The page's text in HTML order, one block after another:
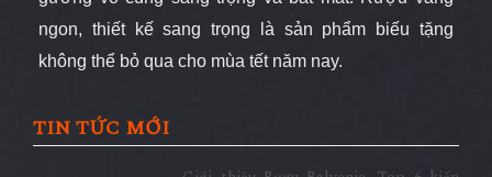
ngon, thiết kế sang trọng là sản phẩm biếu tặng
không thể bỏ qua cho mùa tết năm nay.
TIN TỨC MỚI